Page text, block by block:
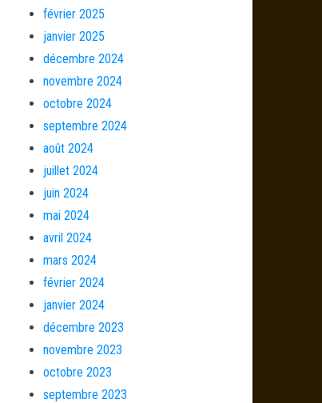
février 2025
janvier 2025
décembre 2024
novembre 2024
octobre 2024
septembre 2024
août 2024
juillet 2024
juin 2024
mai 2024
avril 2024
mars 2024
février 2024
janvier 2024
décembre 2023
novembre 2023
octobre 2023
septembre 2023